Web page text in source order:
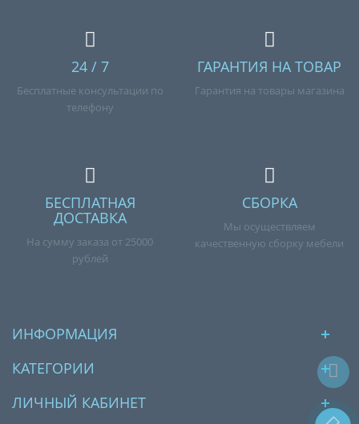
24 / 7
Бесплатные консультации по
телефону
ГАРАНТИЯ НА ТОВАР
Гарантия на товары магазина
БЕСПЛАТНАЯ
ДОСТАВКА
На сумму заказа от 25000
рублей
СБОРКА
Мы осуществляем
качественную сборку мебели
ИНФОРМАЦИЯ
КАТЕГОРИИ
ЛИЧНЫЙ КАБИНЕТ